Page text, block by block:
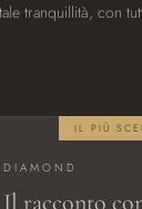
tranquillità, con
IL PIÙ
DIAMOND
Il racconto